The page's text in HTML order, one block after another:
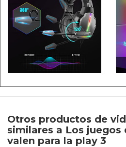
Otros productos de
similares a Los juegos
valen para la play 3